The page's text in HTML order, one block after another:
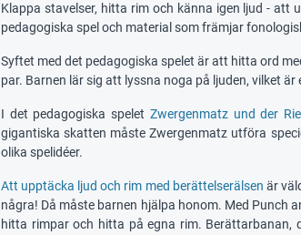
Klappa stavelser, hitta rim och känna igen ljud - att
pedagogiska spel och material som främjar
Syftet med det pedagogiska spelet är att hitta ord
par. Barnen lär sig att lyssna noga på ljuden, vilket
I det pedagogiska spelet Zwergenmatz und der
gigantiska skatten måste Zwergenmatz utföra
olika spelidéer.
Att upptäcka ljud och rim med berättelserälsen är
några! Då måste barnen hjälpa honom. Med Punch
hitta rimpar och hitta på egna rim. Berättarbanan,